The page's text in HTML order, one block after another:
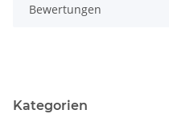
Bewertungen
Kategorien